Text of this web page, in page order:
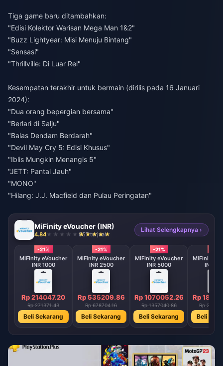
Tiga game baru ditambahkan:
"Edisi Kolektor Warisan Mega Man 1&2"
"Buzz Lightyear: Misi Menuju Bintang"
"Sensasi"
"Thrillville: Di Luar Rel"
Kesempatan terakhir untuk bermain (dirilis pada 16 Januari
2024):
"Dua orang bepergian bersama"
"Berlari di Salju"
"Balas Dendam Berdarah"
"Devil May Cry 5: Edisi Khusus"
"Iblis Mungkin Menangis 5"
"JETT: Pantai Jauh"
"MONO"
"Hilang: J.J. Macfield dan Pulau Peringatan"
MiFinity eVoucher (INR)
4.84 957 terjual
Lihat Selengkapnya ›
-21%
MiFinity eVoucher
INR 1000
Rp 214047.20
Rp 271371.43
Beli Sekarang
-21%
MiFinity eVoucher
INR 2500
Rp 535209.86
Rp 678704.16
Beli Sekarang
-21%
MiFinity eVoucher
INR 5000
Rp 1070052.26
Rp 1357040.86
Beli Sekarang
MiFinity
INR
Rp
Rp
Beli